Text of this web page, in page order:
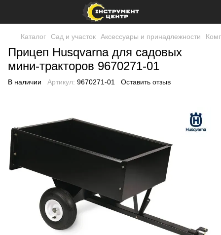
Каталог Сад и участок Аксессуары и принадлежности
Прицеп Husqvarna для садовых
мини-тракторов 9670271-01
В наличии Артикул: 9670271-01 Оставить отзыв